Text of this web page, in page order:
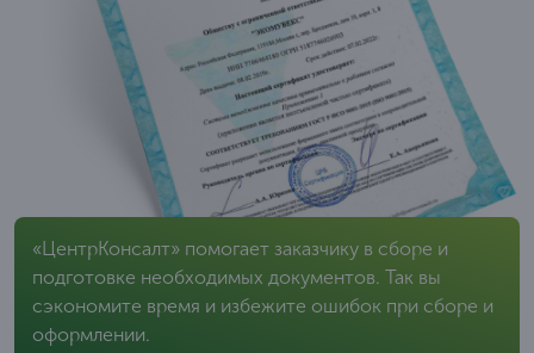
«ЦентрКонсалт» помогает заказчику в сборе и
подготовке необходимых документов. Так вы
сэкономите время и избежите ошибок при сборе и
оформлении.